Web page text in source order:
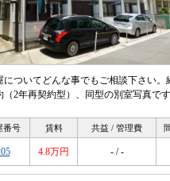
についてどんな事でもご相談下さい
（2年再契約型）、同型の別室写真で
番号 賃料 共益 / 管理費
4.8万円 - / -